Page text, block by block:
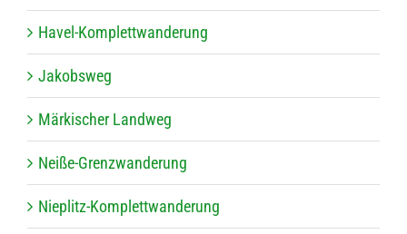
Havel-Kom­plett­wan­de­rung
Jakobs­weg
Mär­ki­scher Landweg
Neiße-Grenz­wan­de­rung
Nie­plitz-Kom­plett­wan­de­rung